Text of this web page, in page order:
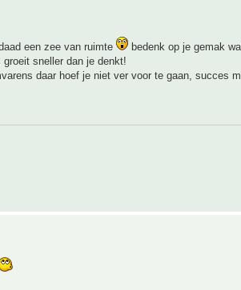
een zee van ruimte
bedenk op je gemak
sneller dan je denkt!
daar hoef je niet ver voor te gaan, succes